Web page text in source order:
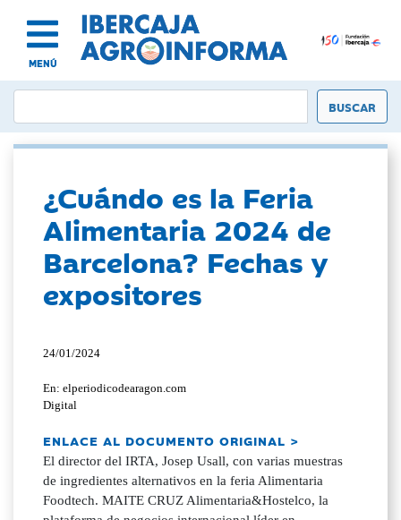
MENÚ
¿Cuándo es la Feria
Alimentaria 2024 de
Barcelona? Fechas y
expositores
24/01/2024
En: elperiodicodearagon.com
Digital
ENLACE AL DOCUMENTO ORIGINAL >
El director del IRTA, Josep Usall, con varias muestras
de ingredientes alternativos en la feria Alimentaria
Foodtech. MAITE CRUZ Alimentaria&Hostelco, la